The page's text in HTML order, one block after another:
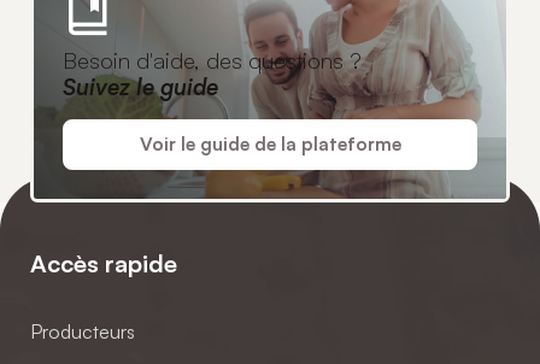
Besoin d'aide, des questions ?
Suivez le guide
Voir le guide de la plateforme
Accès rapide
Producteurs